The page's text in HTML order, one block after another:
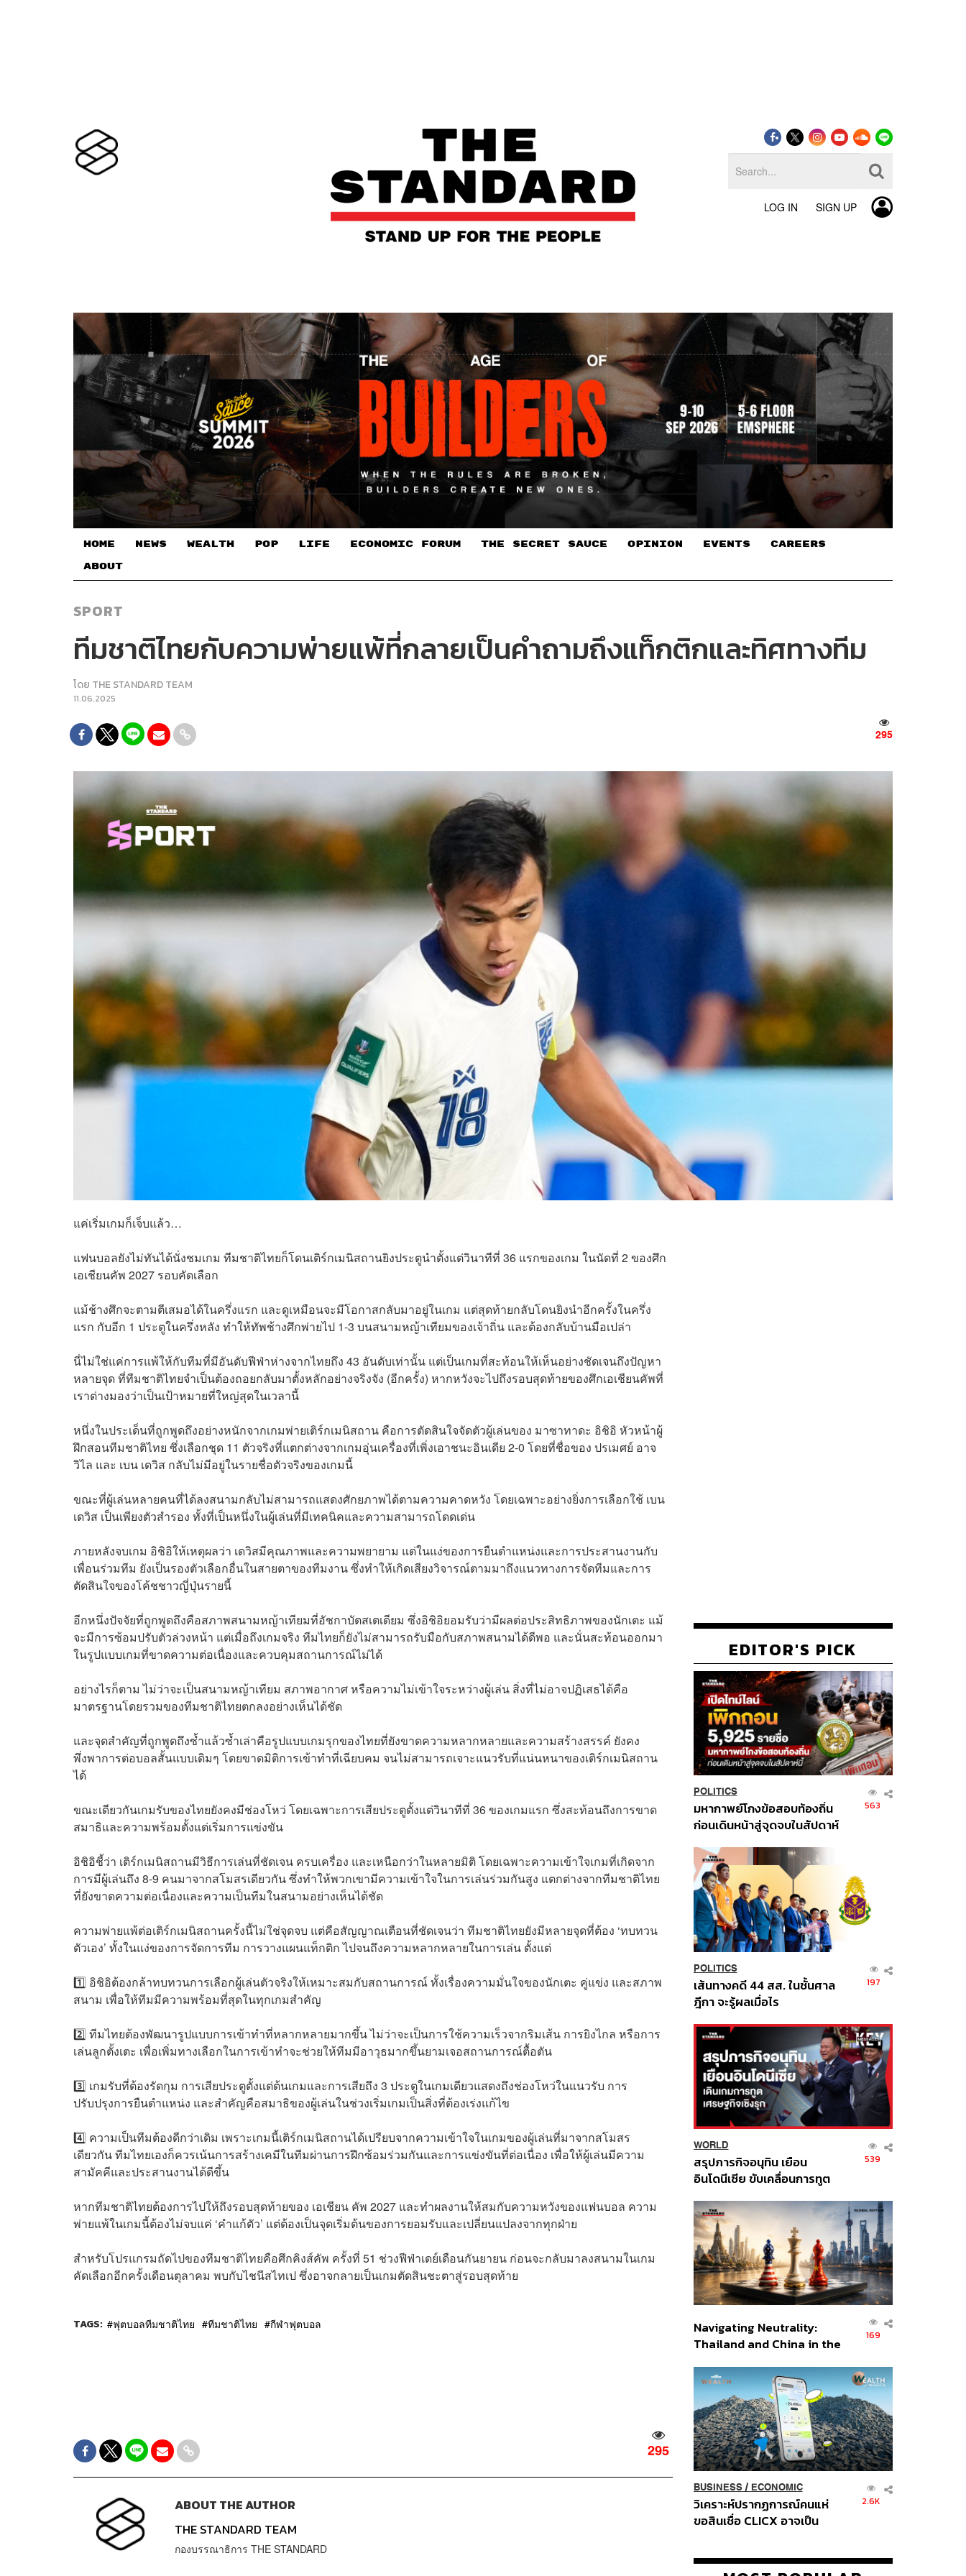
LOG IN SIGN UP
HOME NEWS WEALTH POP LIFE ECONOMIC FORUM THE SECRET SAUCE​ OPINION EVENTS CAREERS
ABOUT
SPORT
ทีมชาติไทยกับความพ่ายแพ้ที่กลายเป็นคำถามถึงแท็กติกและทิศทางทีม
โดย THE STANDARD TEAM
11.06.2025
295
แค่เริ่มเกมก็เจ็บแล้ว…
แฟนบอลยังไม่ทันได้นั่งชมเกม ทีมชาติไทยก็โดนเติร์กเมนิสถานยิงประตูนำตั้งแต่วินาทีที่ 36 แรกของเกม ในนัดที่ 2 ของศึก
เอเชียนคัพ 2027 รอบคัดเลือก
แม้ช้างศึกจะตามตีเสมอได้ในครึ่งแรก และดูเหมือนจะมีโอกาสกลับมาอยู่ในเกม แต่สุดท้ายกลับโดนยิงนำอีกครั้งในครึ่ง
แรก กับอีก 1 ประตูในครึ่งหลัง ทำให้ทัพช้างศึกพ่ายไป 1-3 บนสนามหญ้าเทียมของเจ้าถิ่น และต้องกลับบ้านมือเปล่า
นี่ไม่ใช่แค่การแพ้ให้กับทีมที่มีอันดับฟีฟ่าห่างจากไทยถึง 43 อันดับเท่านั้น แต่เป็นเกมที่สะท้อนให้เห็นอย่างชัดเจนถึงปัญหา
หลายจุด ที่ทีมชาติไทยจำเป็นต้องถอยกลับมาตั้งหลักอย่างจริงจัง (อีกครั้ง) หากหวังจะไปถึงรอบสุดท้ายของศึกเอเชียนคัพที่
เราต่างมองว่าเป็นเป้าหมายที่ใหญ่สุดในเวลานี้
หนึ่งในประเด็นที่ถูกพูดถึงอย่างหนักจากเกมพ่ายเติร์กเมนิสถาน คือการตัดสินใจจัดตัวผู้เล่นของ มาซาทาดะ อิชิอิ หัวหน้าผู้
ฝึกสอนทีมชาติไทย ซึ่งเลือกชุด 11 ตัวจริงที่แตกต่างจากเกมอุ่นเครื่องที่เพิ่งเอาชนะอินเดีย 2-0 โดยที่ชื่อของ ปรเมศย์ อาจ
วิไล และ เบน เดวิส กลับไม่มีอยู่ในรายชื่อตัวจริงของเกมนี้
ขณะที่ผู้เล่นหลายคนที่ได้ลงสนามกลับไม่สามารถแสดงศักยภาพได้ตามความคาดหวัง โดยเฉพาะอย่างยิ่งการเลือกใช้ เบน
เดวิส เป็นเพียงตัวสำรอง ทั้งที่เป็นหนึ่งในผู้เล่นที่มีเทคนิคและความสามารถโดดเด่น
ภายหลังจบเกม อิชิอิให้เหตุผลว่า เดวิสมีคุณภาพและความพยายาม แต่ในแง่ของการยืนตำแหน่งและการประสานงานกับ
เพื่อนร่วมทีม ยังเป็นรองตัวเลือกอื่นในสายตาของทีมงาน ซึ่งทำให้เกิดเสียงวิจารณ์ตามมาถึงแนวทางการจัดทีมและการ
ตัดสินใจของโค้ชชาวญี่ปุ่นรายนี้
อีกหนึ่งปัจจัยที่ถูกพูดถึงคือสภาพสนามหญ้าเทียมที่อัชกาบัตสเตเดียม ซึ่งอิชิอิยอมรับว่ามีผลต่อประสิทธิภาพของนักเตะ แม้
จะมีการซ้อมปรับตัวล่วงหน้า แต่เมื่อถึงเกมจริง ทีมไทยก็ยังไม่สามารถรับมือกับสภาพสนามได้ดีพอ และนั่นสะท้อนออกมา
ในรูปแบบเกมที่ขาดความต่อเนื่องและควบคุมสถานการณ์ไม่ได้
อย่างไรก็ตาม ไม่ว่าจะเป็นสนามหญ้าเทียม สภาพอากาศ หรือความไม่เข้าใจระหว่างผู้เล่น สิ่งที่ไม่อาจปฏิเสธได้คือ
มาตรฐานโดยรวมของทีมชาติไทยตกลงอย่างเห็นได้ชัด
และจุดสำคัญที่ถูกพูดถึงซ้ำแล้วซ้ำเล่าคือรูปแบบเกมรุกของไทยที่ยังขาดความหลากหลายและความสร้างสรรค์ ยังคง
พึ่งพาการต่อบอลสั้นแบบเดิมๆ โดยขาดมิติการเข้าทำที่เฉียบคม จนไม่สามารถเจาะแนวรับที่แน่นหนาของเติร์กเมนิสถาน
ได้
ขณะเดียวกันเกมรับของไทยยังคงมีช่องโหว่ โดยเฉพาะการเสียประตูตั้งแต่วินาทีที่ 36 ของเกมแรก ซึ่งสะท้อนถึงการขาด
สมาธิและความพร้อมตั้งแต่เริ่มการแข่งขัน
อิชิอิชี้ว่า เติร์กเมนิสถานมีวิธีการเล่นที่ชัดเจน ครบเครื่อง และเหนือกว่าในหลายมิติ โดยเฉพาะความเข้าใจเกมที่เกิดจาก
การมีผู้เล่นถึง 8-9 คนมาจากสโมสรเดียวกัน ซึ่งทำให้พวกเขามีความเข้าใจในการเล่นร่วมกันสูง แตกต่างจากทีมชาติไทย
ที่ยังขาดความต่อเนื่องและความเป็นทีมในสนามอย่างเห็นได้ชัด
ความพ่ายแพ้ต่อเติร์กเมนิสถานครั้งนี้ไม่ใช่จุดจบ แต่คือสัญญาณเตือนที่ชัดเจนว่า ทีมชาติไทยยังมีหลายจุดที่ต้อง ‘ทบทวน
ตัวเอง’ ทั้งในแง่ของการจัดการทีม การวางแผนแท็กติก ไปจนถึงความหลากหลายในการเล่น ตั้งแต่
1️⃣ อิชิอิต้องกล้าทบทวนการเลือกผู้เล่นตัวจริงให้เหมาะสมกับสถานการณ์ ทั้งเรื่องความมั่นใจของนักเตะ คู่แข่ง และสภาพ
สนาม เพื่อให้ทีมมีความพร้อมที่สุดในทุกเกมสำคัญ
2️⃣ ทีมไทยต้องพัฒนารูปแบบการเข้าทำที่หลากหลายมากขึ้น ไม่ว่าจะเป็นการใช้ความเร็วจากริมเส้น การยิงไกล หรือการ
เล่นลูกตั้งเตะ เพื่อเพิ่มทางเลือกในการเข้าทำจะช่วยให้ทีมมีอาวุธมากขึ้นยามเจอสถานการณ์ตื้อตัน
3️⃣ เกมรับที่ต้องรัดกุม การเสียประตูตั้งแต่ต้นเกมและการเสียถึง 3 ประตูในเกมเดียวแสดงถึงช่องโหว่ในแนวรับ การ
ปรับปรุงการยืนตำแหน่ง และสำคัญคือสมาธิของผู้เล่นในช่วงเริ่มเกมเป็นสิ่งที่ต้องเร่งแก้ไข
4️⃣ ความเป็นทีมต้องดีกว่าเดิม เพราะเกมนี้เติร์กเมนิสถานได้เปรียบจากความเข้าใจในเกมของผู้เล่นที่มาจากสโมสร
เดียวกัน ทีมไทยเองก็ควรเน้นการสร้างเคมีในทีมผ่านการฝึกซ้อมร่วมกันและการแข่งขันที่ต่อเนื่อง เพื่อให้ผู้เล่นมีความ
สามัคคีและประสานงานได้ดีขึ้น
หากทีมชาติไทยต้องการไปให้ถึงรอบสุดท้ายของ เอเชียน คัพ 2027 และทำผลงานให้สมกับความหวังของแฟนบอล ความ
พ่ายแพ้ในเกมนี้ต้องไม่จบแค่ ‘คำแก้ตัว’ แต่ต้องเป็นจุดเริ่มต้นของการยอมรับและเปลี่ยนแปลงจากทุกฝ่าย
สำหรับโปรแกรมถัดไปของทีมชาติไทยคือศึกคิงส์คัพ ครั้งที่ 51 ช่วงฟีฟ่าเดย์เดือนกันยายน ก่อนจะกลับมาลงสนามในเกม
คัดเลือกอีกครั้งเดือนตุลาคม พบกับไชนีสไทเป ซึ่งอาจกลายเป็นเกมตัดสินชะตาสู่รอบสุดท้าย
TAGS: ฟุตบอลทีมชาติไทย ทีมชาติไทย กีฬาฟุตบอล
295
ABOUT THE AUTHOR
THE STANDARD TEAM
กองบรรณาธิการ THE STANDARD
EDITOR'S PICK
POLITICS
มหากาพย์โกงข้อสอบท้องถิ่น
ก่อนเดินหน้าสู่จุดจบในสัปดาห์
563
POLITICS
เส้นทางคดี 44 สส. ในชั้นศาล
ฎีกา จะรู้ผลเมื่อไร
197
WORLD
สรุปภารกิจอนุทิน เยือน
อินโดนีเซีย ขับเคลื่อนการทูต
ส่วนยุทธศาสตร์ไทย –
อินโดนีเซีย
539
Navigating Neutrality:
Thailand and China in the
Order
169
BUSINESS/ ECONOMIC
วิเคราะห์ปรากฏการณ์คนแห่
ขอสินเชื่อ CLICX อาจเป็น
ปัญหาหนี้ครัวเรือนไทยที่ถูกซุก
2.6K